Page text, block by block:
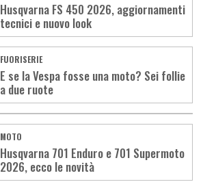
Husqvarna FS 450 2026, aggiornamenti
tecnici e nuovo look
FUORISERIE
E se la Vespa fosse una moto? Sei follie
a due ruote
MOTO
Husqvarna 701 Enduro e 701 Supermoto
2026, ecco le novità